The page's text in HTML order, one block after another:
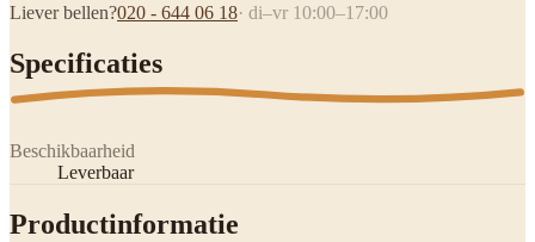
Liever bellen?020 - 644 06 18· di–vr 10:00–17:00
Specificaties
Beschikbaarheid
Leverbaar
Productinformatie